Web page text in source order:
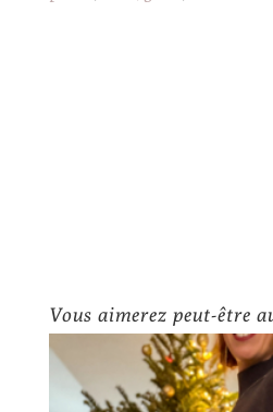
Vous aimerez peut-être